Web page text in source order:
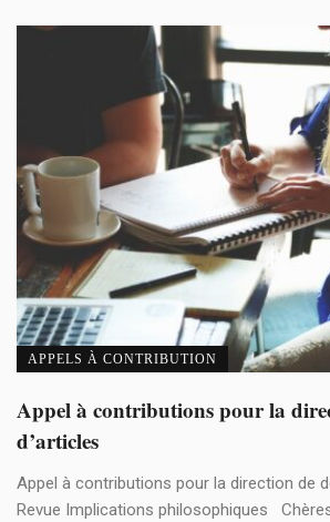
APPELS À CONTRIBUTION
Appel à contributions pour la
d’articles
Appel à contributions pour la direction de
Revue Implications philosophiques